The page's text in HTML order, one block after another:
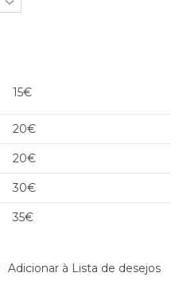
15€
20€
20€
30€
35€
Adicionar à Lista de desejos